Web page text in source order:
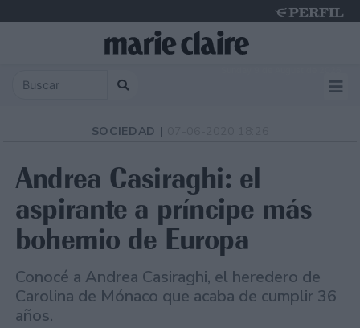
SOCIEDAD |
Andrea Casiraghi: el
aspirante a príncipe más
bohemio de Europa
Conocé a Andrea Casiraghi, el heredero de
Carolina de Mónaco que acaba de cumplir 36
años.